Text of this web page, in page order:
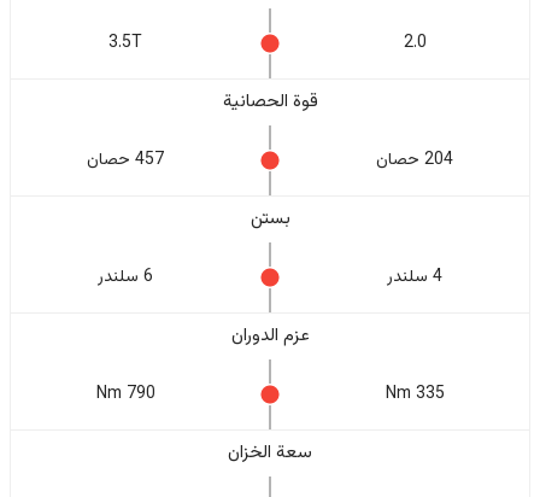
2.0
3.5T
قوة الحصانية
204 حصان 457 حصان
بستن
4 سلندر 6 سلندر
عزم الدوران
335 Nm
790 Nm
سعة الخزان